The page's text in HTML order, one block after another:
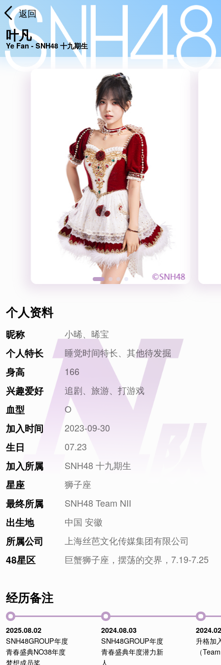
返回
叶凡
Ye Fan - SNH48 十九期生
个人资料
昵称 小晞、晞宝
个人特长 睡觉时间特长、其他待发掘
身高 166
兴趣爱好 追剧、旅游、打游戏
血型 O
加入时间 2023-09-30
生日 07.23
加入所属 SNH48 十九期生
星座 狮子座
最终所属 SNH48 Team NII
出生地 中国 安徽
所属公司 上海丝芭文化传媒集团有限公司
48星区 巨蟹狮子座，摆荡的交界，7.19-7.25
经历备注
2025.08.02
SNH48GROUP年度
青春盛典NO38年度
梦想成员奖
2024.08.03
SNH48GROUP年度
青春盛典年度潜力新
人
升格加
（